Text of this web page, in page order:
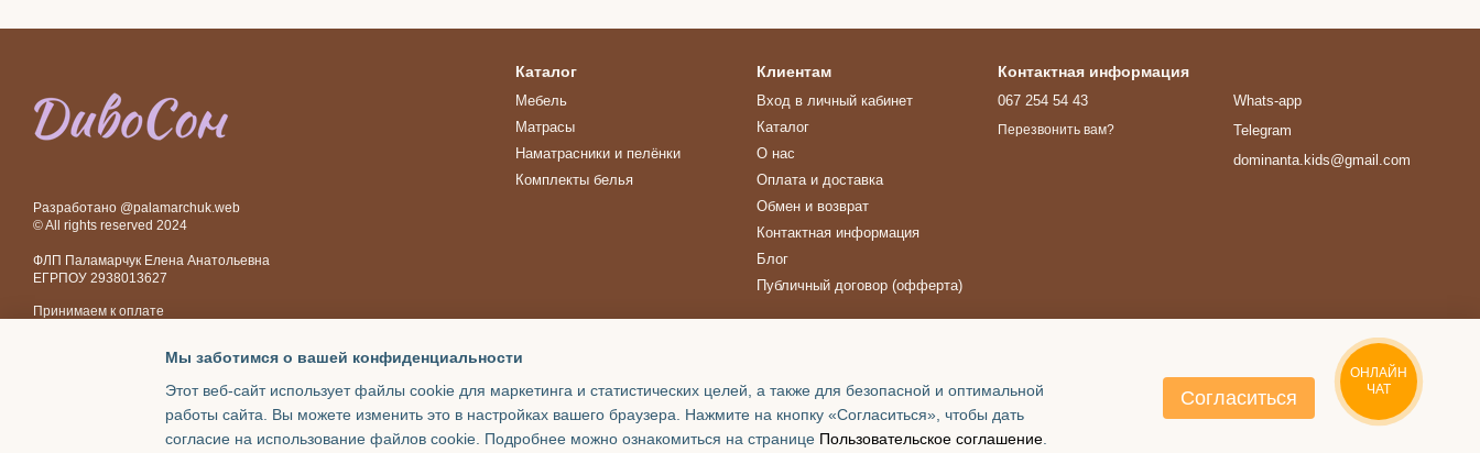
Разработано @palamarchuk.web
© All rights reserved 2024
ФЛП Паламарчук Елена Анатольевна
ЕГРПОУ 2938013627
Принимаем к оплате
Мобильная версия
Каталог
Мебель
Матрасы
Наматрасники и пелёнки
Комплекты белья
Клиентам
Вход в личный кабинет
Каталог
О нас
Оплата и доставка
Обмен и возврат
Контактная информация
Блог
Публичный договор (офферта)
Контактная информация
067 254 54 43
Перезвонить вам?
Whats-app
Telegram
dominanta.kids@gmail.com
Мы заботимся о вашей конфиденциальности
Этот веб-сайт использует файлы cookie для маркетинга и статистических целей, а также для безопасной и оптимальной
работы сайта. Вы можете изменить это в настройках вашего браузера. Нажмите на кнопку «Согласиться», чтобы дать
согласие на использование файлов cookie. Подробнее можно ознакомиться на странице Пользовательское соглашение
Согласиться
ОНЛАЙН
ЧАТ